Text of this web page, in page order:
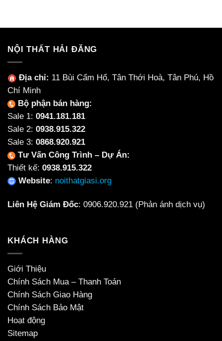
NỘI THẤT HẢI ĐĂNG
Địa chỉ: 11 Bùi Cẩm Hổ, Tân Thới Hoà, Tân Phú, Hồ
Chí Minh
Bộ phận bán hàng:
Sale 1: 0941.181.181
Sale 2: 0938.915.322
Sale 3: 0868.920.921
Tư Vấn Công Trình – Dự Án:
Thiết kế: 0938.915.322
Website: noithatgiasi.org
Liên Hệ Giám Đốc: 0906.920.921 (Phản ánh dịch vụ)
KHÁCH HÀNG
Giới Thiệu
Chính Sách Mua – Thanh Toán
Chính Sách Giao Hàng
Chính Sách Bảo Mật
Hoạt động
Sitemap